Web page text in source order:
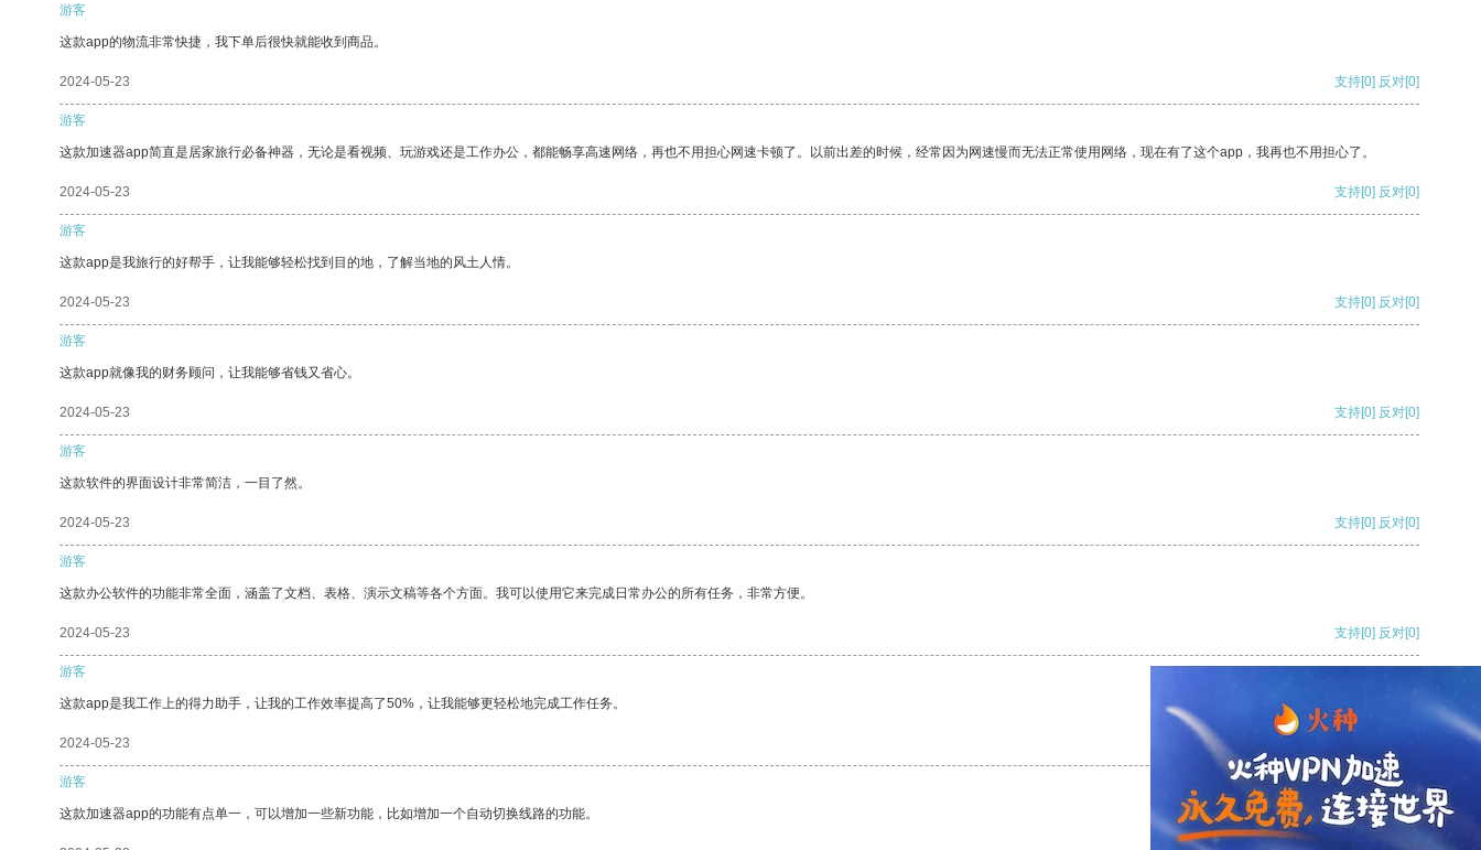
游客
这款app的物流非常快捷，我下单后很快就能收到商品。
2024-05-23 支持[0] 反对[0]
游客
这款加速器app简直是居家旅行必备神器，无论是看视频、玩游戏还是工作办公，都能畅享高速网络，再也不用担心网速卡顿了。以前出差的时候，经常因为网速慢而无法正常使用网络，现在有了这个app，我再也不用担心了。
2024-05-23 支持[0] 反对[0]
游客
这款app是我旅行的好帮手，让我能够轻松找到目的地，了解当地的风土人情。
2024-05-23 支持[0] 反对[0]
游客
这款app就像我的财务顾问，让我能够省钱又省心。
2024-05-23 支持[0] 反对[0]
游客
这款软件的界面设计非常简洁，一目了然。
2024-05-23 支持[0] 反对[0]
游客
这款办公软件的功能非常全面，涵盖了文档、表格、演示文稿等各个方面。我可以使用它来完成日常办公的所有任务，非常方便。
2024-05-23 支持[0] 反对[0]
游客
这款app是我工作上的得力助手，让我的工作效率提高了50%，让我能够更轻松地完成工作任务。
2024-05-23
游客
这款加速器app的功能有点单一，可以增加一些新功能，比如增加一个自动切换线路的功能。